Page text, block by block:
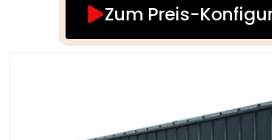
Zum Preis-